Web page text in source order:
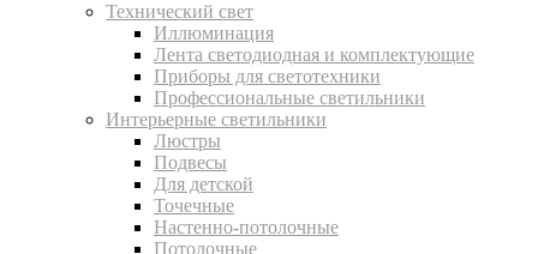
Технический свет
Иллюминация
Лента светодиодная и комплектующие
Приборы для светотехники
Профессиональные светильники
Интерьерные светильники
Люстры
Подвесы
Для детской
Точечные
Настенно-потолочные
Потолочные